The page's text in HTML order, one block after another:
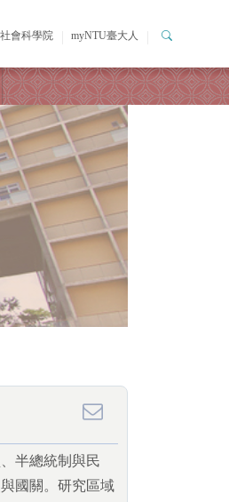
社會科學院 myNTU臺大人
半總統制與民
國關。研究區域